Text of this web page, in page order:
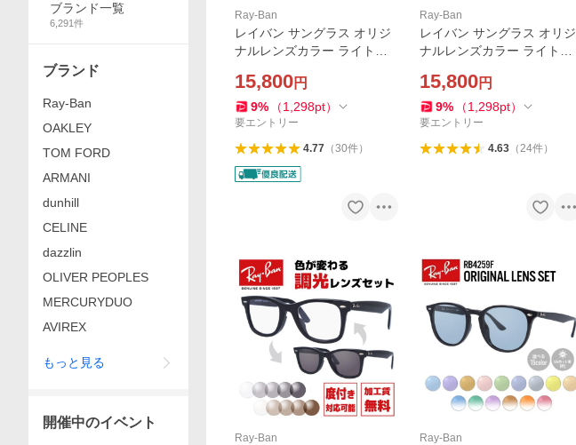
Ray-Ban
レイバン サングラス オリジ
ナルレンズカラー ライトカ
Ban RX5017A 2000 52サイ
ズ 国内正規品 プレゼント ギ
フト
15,800円
9% （1,298pt）
要エントリー
4.77（30件）
Ray-Ban
レイバン サングラス オリジ
ナルレンズカラー ライトカ
Ban RX5345D 2000 53サイ
ズ 国内正規品 プレゼント ギ
フト
15,800円
9% （1,298pt）
要エントリー
4.63（24件）
Ray-Ban Ray-Ban
ブランド一覧
6,291件
ブランド
Ray-Ban
OAKLEY
TOM FORD
ARMANI
dunhill
CELINE
dazzlin
OLIVER PEOPLES
MERCURYDUO
AVIREX
もっと見る
開催中のイベント